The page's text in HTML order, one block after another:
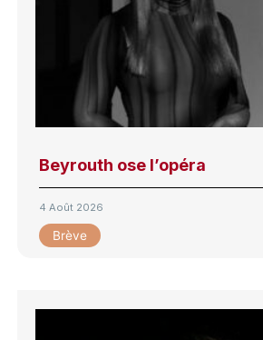
Beyrouth ose l’opéra
4 Août 2026
Brève